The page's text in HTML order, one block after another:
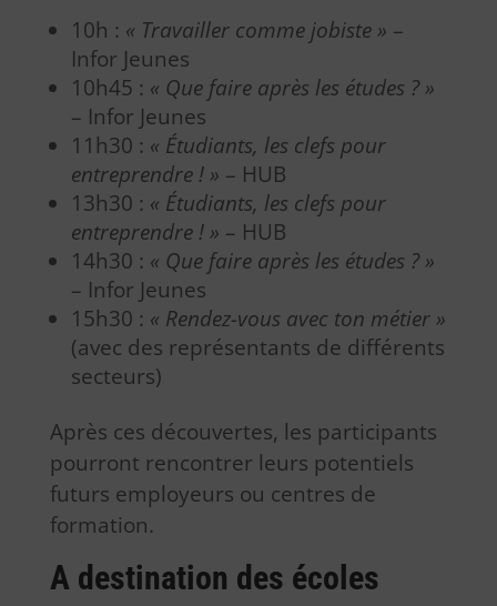
10h : « Travailler comme jobiste » –
Infor Jeunes
10h45 : « Que faire après les études ? »
– Infor Jeunes
11h30 : « Étudiants, les clefs pour
entreprendre ! » – HUB
13h30 : « Étudiants, les clefs pour
entreprendre ! » – HUB
14h30 : « Que faire après les études ? »
– Infor Jeunes
15h30 : « Rendez-vous avec ton métier »
(avec des représentants de différents
secteurs)
Après ces découvertes, les participants
pourront rencontrer leurs potentiels
futurs employeurs ou centres de
formation.
A destination des écoles